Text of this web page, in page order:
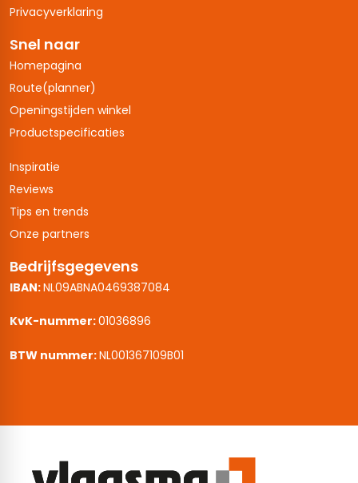
Privacyverklaring
Snel naar
Homepagina
Route(planner)
Openingstijden winkel
Productspecificaties
Inspiratie
Reviews
Tips en trends
Onze partners
Bedrijfsgegevens
IBAN:NL09ABNA0469387084
KvK-nummer:01036896
BTW nummer:NL001367109B01